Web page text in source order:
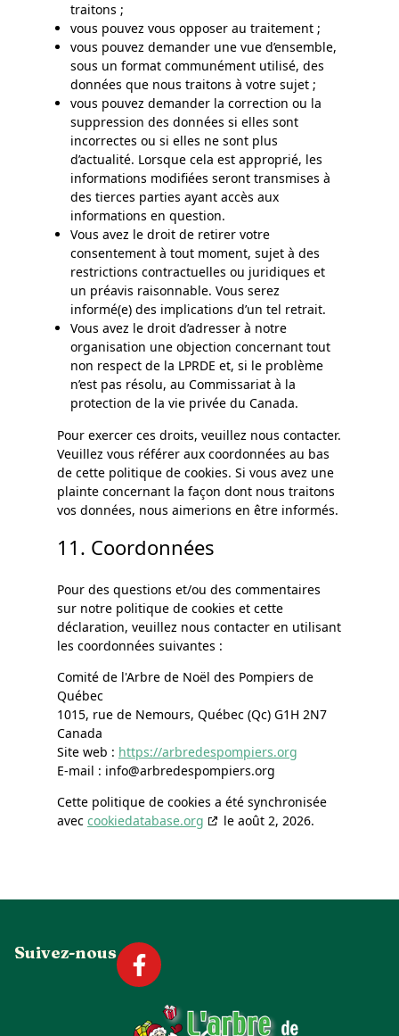
traitons ;
vous pouvez vous opposer au traitement ;
vous pouvez demander une vue d’ensemble,
sous un format communément utilisé, des
données que nous traitons à votre sujet ;
vous pouvez demander la correction ou la
suppression des données si elles sont
incorrectes ou si elles ne sont plus
d’actualité. Lorsque cela est approprié, les
informations modifiées seront transmises à
des tierces parties ayant accès aux
informations en question.
Vous avez le droit de retirer votre
consentement à tout moment, sujet à des
restrictions contractuelles ou juridiques et
un préavis raisonnable. Vous serez
informé(e) des implications d’un tel retrait.
Vous avez le droit d’adresser à notre
organisation une objection concernant tout
non respect de la LPRDE et, si le problème
n’est pas résolu, au Commissariat à la
protection de la vie privée du Canada.
Pour exercer ces droits, veuillez nous contacter.
Veuillez vous référer aux coordonnées au bas
de cette politique de cookies. Si vous avez une
plainte concernant la façon dont nous traitons
vos données, nous aimerions en être informés.
11. Coordonnées
Pour des questions et/ou des commentaires
sur notre politique de cookies et cette
déclaration, veuillez nous contacter en utilisant
les coordonnées suivantes :
Comité de l'Arbre de Noël des Pompiers de
Québec
1015, rue de Nemours, Québec (Qc) G1H 2N7
Canada
Site web : https://arbredespompiers.org
E-mail : info@arbredespompiers.org
Cette politique de cookies a été synchronisée
avec cookiedatabase.org le août 2, 2026.
Suivez-nous